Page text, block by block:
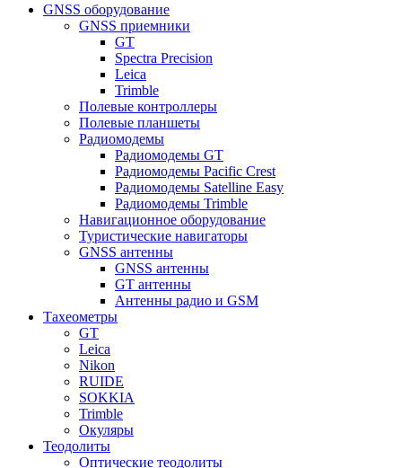
GNSS оборудование
GNSS приемники
GT
Spectra Precision
Leica
Trimble
Полевые контроллеры
Полевые планшеты
Радиомодемы
Радиомодемы GT
Радиомодемы Pacific Crest
Радиомодемы Satelline Easy
Радиомодемы Trimble
Навигационное оборудование
Туристические навигаторы
GNSS антенны
GNSS антенны
GT антенны
Антенны радио и GSM
Тахеометры
GT
Leica
Nikon
RUIDE
SOKKIA
Trimble
Окуляры
Теодолиты
Оптические теодолиты